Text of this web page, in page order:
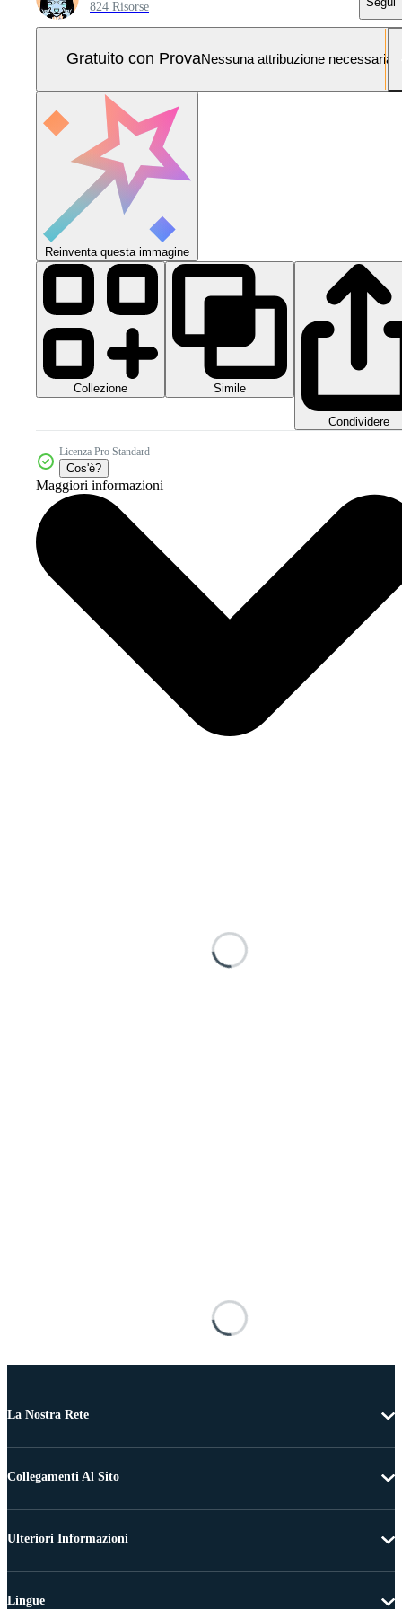
824 Risorse
Gratuito con ProvaNessuna attribuzione necessaria
Reinventa questa immagine
Collezione Simile
Condividere
Licenza Pro Standard
Cos'è?
Maggiori informazioni
La Nostra Rete
Collegamenti Al Sito
Ulteriori Informazioni
Lingue